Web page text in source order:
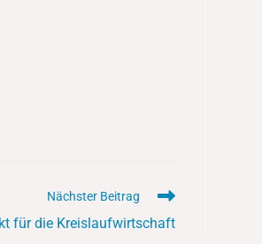
Nächster Beitrag
für die Kreislaufwirtschaft